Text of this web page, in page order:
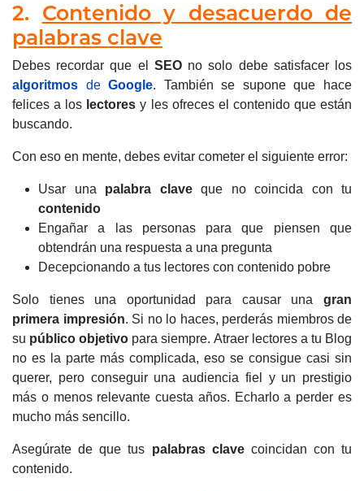
2. Contenido y desacuerdo de
palabras clave
Debes recordar que el SEOno solo debe satisfacer los
algoritmos deGoogle. También se supone que hace
felices a los lectores y les ofreces el contenido que están
buscando.
Con eso en mente, debes evitar cometer el siguiente error:
Usar una palabra claveque no coincida con tu
contenido
Engañar a las personas para que piensen que
obtendrán una respuesta a una pregunta
Decepcionando a tus lectores con contenido pobre
Solo tienes una oportunidad para causar una gran
primera impresión. Si no lo haces, perderás miembros de
su público objetivo para siempre. Atraer lectores a tu Blog
no es la parte más complicada, eso se consigue casi sin
querer, pero conseguir una audiencia fiel y un prestigio
más o menos relevante cuesta años. Echarlo a perder es
mucho más sencillo.
Asegúrate de que tus palabras clavecoincidan con tu
contenido.